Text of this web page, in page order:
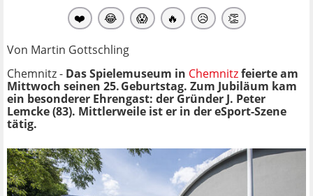
❤️ 😂 😱 🔥 😥 👏
Von Martin Gottschling
Chemnitz - Das Spielemuseum in Chemnitzfeierte am
Mittwoch seinen 25. Geburtstag. Zum Jubiläum kam
ein besonderer Ehrengast: der Gründer J. Peter
Lemcke (83). Mittlerweile ist er in der eSport-Szene
tätig.